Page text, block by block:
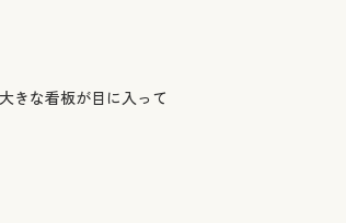
きな看板が目に入って